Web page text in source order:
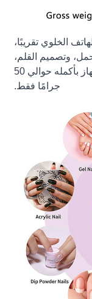
الهاتف الخلوي تقريبًا،
وتصميم القلم،
وتخزينه بحرية، ولا يأخذ مساحة، ويزن الجهاز بأكمله حوالي 50
جرامًا فقط.